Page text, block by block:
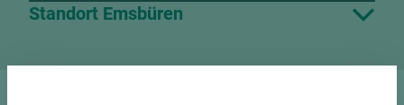
Standort Emsbüren